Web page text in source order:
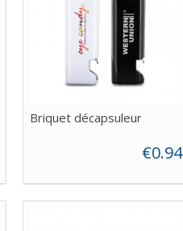
Briquet décapsuleur
€0.94